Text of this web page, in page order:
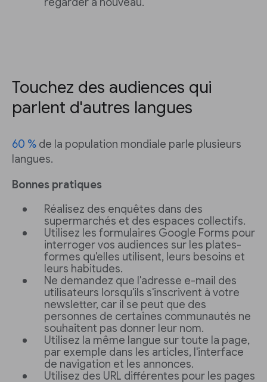
regarder à nouveau.
Touchez des audiences qui
parlent d'autres langues
60 % de la population mondiale parle plusieurs
langues.
Bonnes pratiques
Réalisez des enquêtes dans des
supermarchés et des espaces collectifs.
Utilisez les formulaires Google Forms pour
interroger vos audiences sur les plates-
formes qu'elles utilisent, leurs besoins et
leurs habitudes.
Ne demandez que l'adresse e-mail des
utilisateurs lorsqu'ils s'inscrivent à votre
newsletter, car il se peut que des
personnes de certaines communautés ne
souhaitent pas donner leur nom.
Utilisez la même langue sur toute la page,
par exemple dans les articles, l'interface
de navigation et les annonces.
Utilisez des URL différentes pour les pages